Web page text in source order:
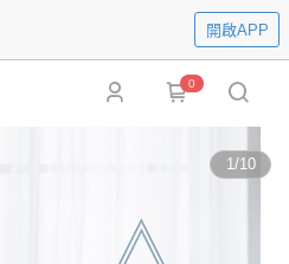
開啟APP
0
1/10